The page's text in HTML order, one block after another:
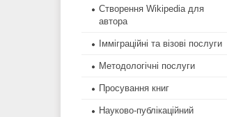
Створення Wikipedia для
автора
Імміграційні та візові послуги
Методологічні послуги
Просування книг
Науково-публікаційний